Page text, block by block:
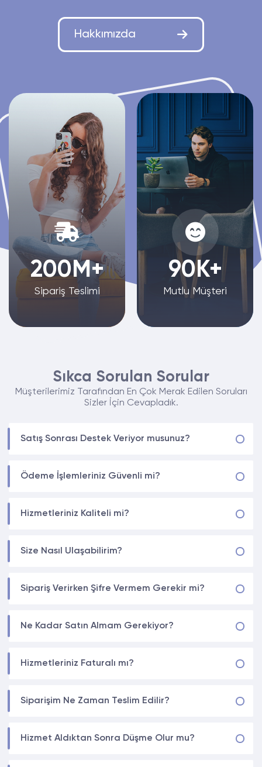
200M+
Sipariş Teslimi
90K+
Mutlu Müşteri
Hakkımızda
Sıkca Sorulan Sorular
Müşterilerimiz Tarafından En Çok Merak Edilen Soruları
Sizler İçin Cevapladık.
Satış Sonrası Destek Veriyor musunuz?
Ödeme İşlemleriniz Güvenli mi?
Hizmetleriniz Kaliteli mi?
Size Nasıl Ulaşabilirim?
Sipariş Verirken Şifre Vermem Gerekir mi?
Ne Kadar Satın Almam Gerekiyor?
Hizmetleriniz Faturalı mı?
Siparişim Ne Zaman Teslim Edilir?
Hizmet Aldıktan Sonra Düşme Olur mu?